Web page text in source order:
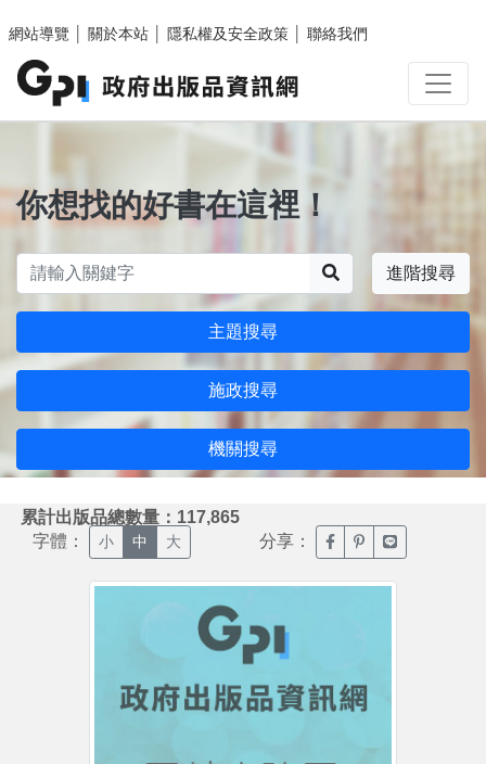
網站導覽
關於本站 隱私權及安全政策 聯絡我們
你想找的好書在這裡！
進階搜尋
主題搜尋
施政搜尋
機關搜尋
累計出版品總數量：117,865
字體： 小 中 大 分享： 臉書分享(另開新視窗)
噗浪分享(另開新
Line分享(另